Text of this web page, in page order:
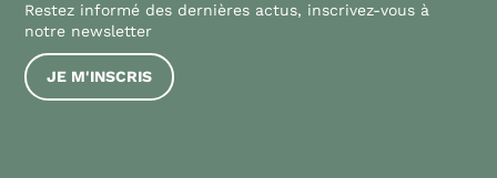
Restez informé des dernières actus, inscrivez-vous à
notre newsletter
JE M'INSCRIS